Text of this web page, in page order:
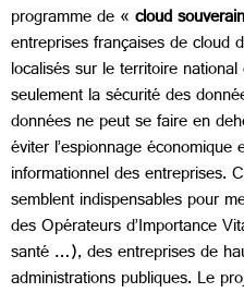
programme de «cloud souverain
entreprises françaises de cloud
localisés sur le territoire
seulement la sécurité des
données ne peut se faire en
éviter l’espionnage
informationnel des entreprises.
semblent indispensables pour
des Opérateurs d’Importance
santé …), des entreprises de
administrations publiques. Le